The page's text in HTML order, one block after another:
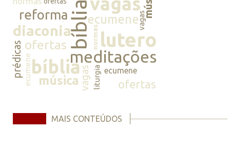
bíblia
reforma
diaconia
ecumenevagas
prédicas ofertas normaslutero
meditações
ecumenebíblia
músicavagasliturgia ecumene
ofertas
MAIS CONTEÚDOS